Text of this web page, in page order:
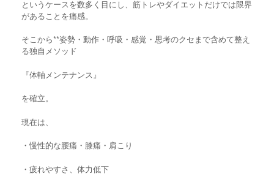
というケースを数多く目にし、筋トレやダイエットだけでは限界
があることを痛感。
そこから**姿勢・動作・呼吸・感覚・思考のクセまで含めて整え
る独自メソッド
『体軸メンテナンス』
を確立。
現在は、
・慢性的な腰痛・膝痛・肩こり
・疲れやすさ、体力低下